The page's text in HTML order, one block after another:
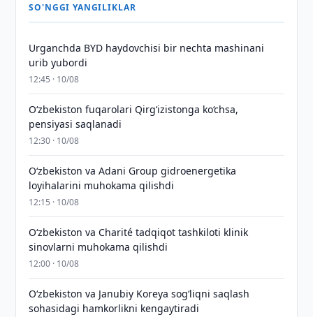
SO'NGGI YANGILIKLAR
Urganchda BYD haydovchisi bir nechta mashinani
urib yubordi
12:45 · 10/08
O‘zbekiston fuqarolari Qirg‘izistonga ko‘chsa,
pensiyasi saqlanadi
12:30 · 10/08
Oʻzbekiston va Adani Group gidroenergetika
loyihalarini muhokama qilishdi
12:15 · 10/08
Oʻzbekiston va Charité tadqiqot tashkiloti klinik
sinovlarni muhokama qilishdi
12:00 · 10/08
Oʻzbekiston va Janubiy Koreya sogʻliqni saqlash
sohasidagi hamkorlikni kengaytiradi